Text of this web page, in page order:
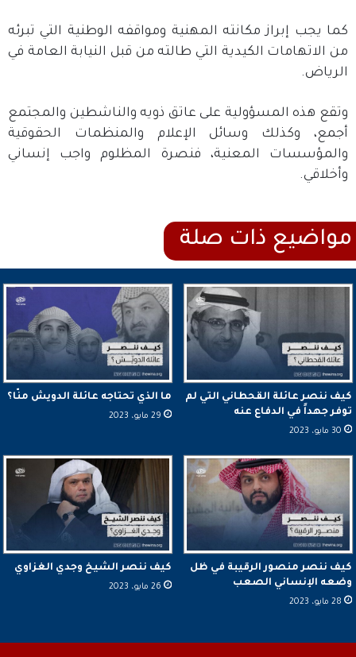
كما يجب إبراز مكانته المهنية ومواقفه الوطنية التي تبرئه
من الاتهامات الكيدية التي طالته من قبل النيابة العامة في
الرياض.
وتقع هذه المسؤولية على عاتق ذويه والناشطين والمجتمع
أجمع، وكذلك وسائل الإعلام والمنظمات الحقوقية
والمؤسسات المعنية، فنصرة المظلوم واجب إنساني
وأخلاقي.
كيف ننصر عائلة القحطاني التي لم
توفر جهداً في الدفاع عنه
30 مايو، 2023
ما الذي تحتاجه عائلة الدويش منّا؟
29 مايو، 2023
كيف ننصر منصور الرقيبة في ظل
وضعه الإنساني الصعب
28 مايو، 2023
كيف ننصر الشيخ وجدي الغزاوي
26 مايو، 2023